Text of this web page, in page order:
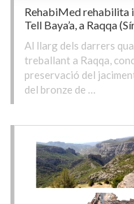
RehabiMed rehabilita
Tell Baya’a, a Raqqa
Al llarg dels darrers
treballant a Raqqa,
preservació del
del bronze de …